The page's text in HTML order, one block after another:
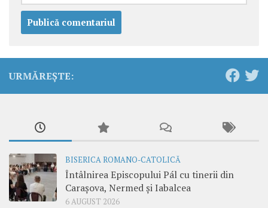
URMĂREȘTE:
BISERICA ROMANO-CATOLICĂ
Întâlnirea Episcopului Pál cu tinerii din
Carașova, Nermed și Iabalcea
6 AUGUST 2026